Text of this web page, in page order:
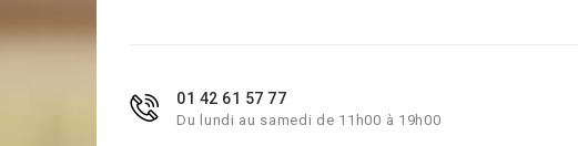
01 42 61 57 77
Du lundi au samedi de 11h00 à 19h00